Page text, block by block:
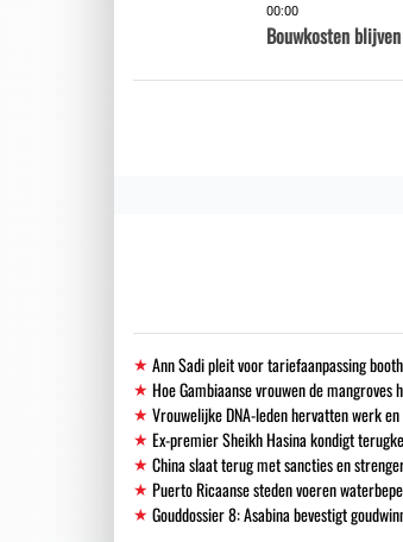
00:00
Bouwkosten
Ann Sadi pleit voor tariefaanpassing
Hoe Gambiaanse vrouwen de
Vrouwelijke DNA-leden hervatten werk
Ex-premier Sheikh Hasina kondigt
China slaat terug met sancties en
Puerto Ricaanse steden voeren
Gouddossier 8: Asabina bevestigt